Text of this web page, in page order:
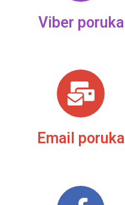
Viber poruka
Email poruka